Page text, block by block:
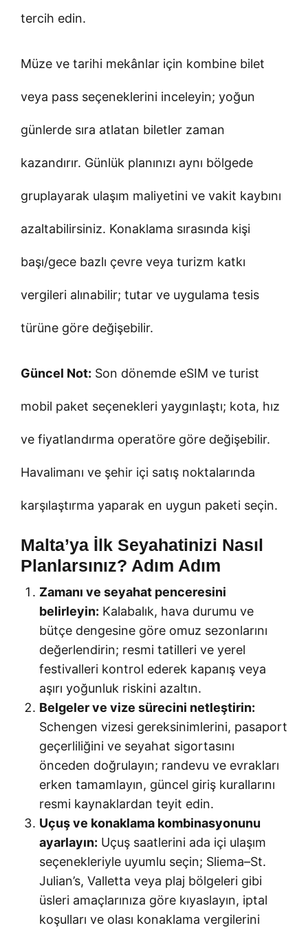
tercih edin.
Müze ve tarihi mekânlar için kombine bilet
veya pass seçeneklerini inceleyin; yoğun
günlerde sıra atlatan biletler zaman
kazandırır. Günlük planınızı aynı bölgede
gruplayarak ulaşım maliyetini ve vakit kaybını
azaltabilirsiniz. Konaklama sırasında kişi
başı/gece bazlı çevre veya turizm katkı
vergileri alınabilir; tutar ve uygulama tesis
türüne göre değişebilir.
Güncel Not: Son dönemde eSIM ve turist
mobil paket seçenekleri yaygınlaştı; kota, hız
ve fiyatlandırma operatöre göre değişebilir.
Havalimanı ve şehir içi satış noktalarında
karşılaştırma yaparak en uygun paketi seçin.
Malta’ya İlk Seyahatinizi Nasıl
Planlarsınız? Adım Adım
Zamanı ve seyahat penceresini
belirleyin: Kalabalık, hava durumu ve
bütçe dengesine göre omuz sezonlarını
değerlendirin; resmi tatilleri ve yerel
festivalleri kontrol ederek kapanış veya
aşırı yoğunluk riskini azaltın.
Belgeler ve vize sürecini netleştirin:
Schengen vizesi gereksinimlerini, pasaport
geçerliliğini ve seyahat sigortasını
önceden doğrulayın; randevu ve evrakları
erken tamamlayın, güncel giriş kurallarını
resmi kaynaklardan teyit edin.
Uçuş ve konaklama kombinasyonunu
ayarlayın: Uçuş saatlerini ada içi ulaşım
seçenekleriyle uyumlu seçin; Sliema–St.
Julian’s, Valletta veya plaj bölgeleri gibi
üsleri amaçlarınıza göre kıyaslayın, iptal
koşulları ve olası konaklama vergilerini